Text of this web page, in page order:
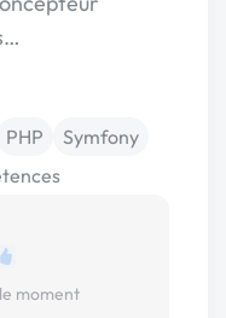
PHP
Symfony
moment